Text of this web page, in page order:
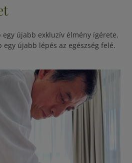
újabb exkluzív élmény ígérete.
újabb lépés az egészség felé.